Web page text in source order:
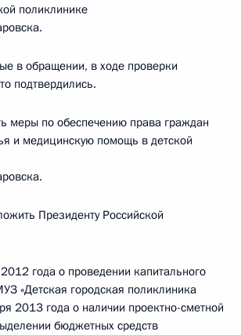
поликлинике
в обращении, в ходе проверки
подтвердились.
меры по обеспечению права граждан
и медицинскую помощь в детской
Президенту Российской
года о проведении капитального
«Детская городская поликлиника
2013 года о наличии проектно-сметной
бюджетных средств